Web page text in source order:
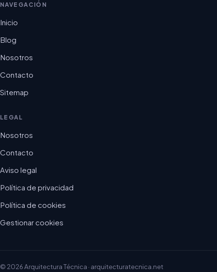
NAVEGACIÓN
Inicio
Blog
Nosotros
Contacto
Sitemap
LEGAL
Nosotros
Contacto
Aviso legal
Política de privacidad
Política de cookies
Gestionar cookies
© 2026 Arquitectura Técnica · arquitecturatecnica.net